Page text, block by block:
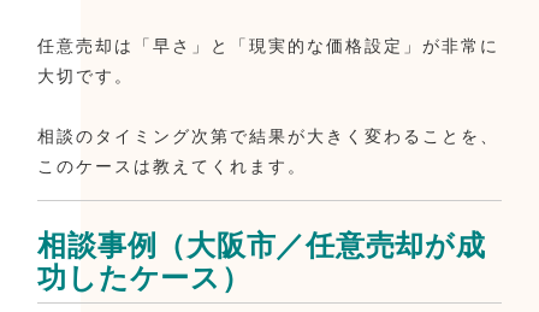
任意売却は「早さ」と「現実的な価格設定」が非常に
大切です。
相談のタイミング次第で結果が大きく変わることを、
このケースは教えてくれます。
相談事例（大阪市／任意売却が成
功したケース）